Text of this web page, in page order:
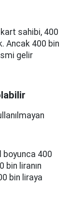
sahibi, 400
Ancak 400 bin
gelir
boyunca 400
bin liranın
bin liraya